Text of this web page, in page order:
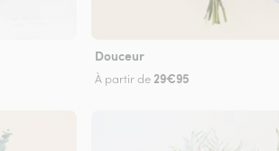
Douceur
À partir de 29€95